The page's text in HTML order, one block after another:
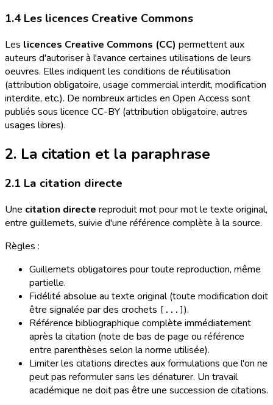
1.4 Les licences Creative Commons
Les licences Creative Commons (CC) permettent aux
auteurs d'autoriser à l'avance certaines utilisations de leurs
oeuvres. Elles indiquent les conditions de réutilisation
(attribution obligatoire, usage commercial interdit, modification
interdite, etc.). De nombreux articles en Open Access sont
publiés sous licence CC-BY (attribution obligatoire, autres
usages libres).
2. La citation et la paraphrase
2.1 La citation directe
Une citation directe reproduit mot pour mot le texte original,
entre guillemets, suivie d'une référence complète à la source.
Règles :
Guillemets obligatoires pour toute reproduction, même
partielle.
Fidélité absolue au texte original (toute modification doit
être signalée par des crochets
[...] ).
Référence bibliographique complète immédiatement
après la citation (note de bas de page ou référence
entre parenthèses selon la norme utilisée).
Limiter les citations directes aux formulations que l'on ne
peut pas reformuler sans les dénaturer. Un travail
académique ne doit pas être une succession de citations.